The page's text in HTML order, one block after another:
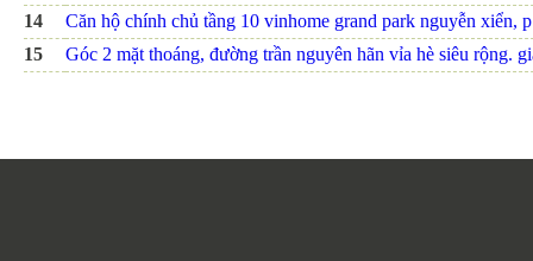
14
Căn hộ chính chủ tầng 10 vinhome grand park nguyễn xiển,
15
Góc 2 mặt thoáng, đường trần nguyên hãn vỉa hè siêu rộng.